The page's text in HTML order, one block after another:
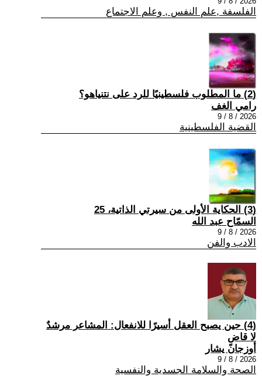
الفلسفة ,علم النفس , وعلم الاجتماع
(2) ما المطلوب فلسطينيًا للرد على نتنياهو؟
رامي الغف
2026 / 8 / 9
القضية الفلسطينية
(3) الحكاية الأولى من سيرتي الذاتية، 25
السمّاح عبد الله
2026 / 8 / 9
الادب والفن
(4) حين يصبح العقل أسيرًا للانفعال: المشاعر مرشدٌ
لا قاضٍ
أوزجان يشار
2026 / 8 / 9
الصحة والسلامة الجسدية والنفسية